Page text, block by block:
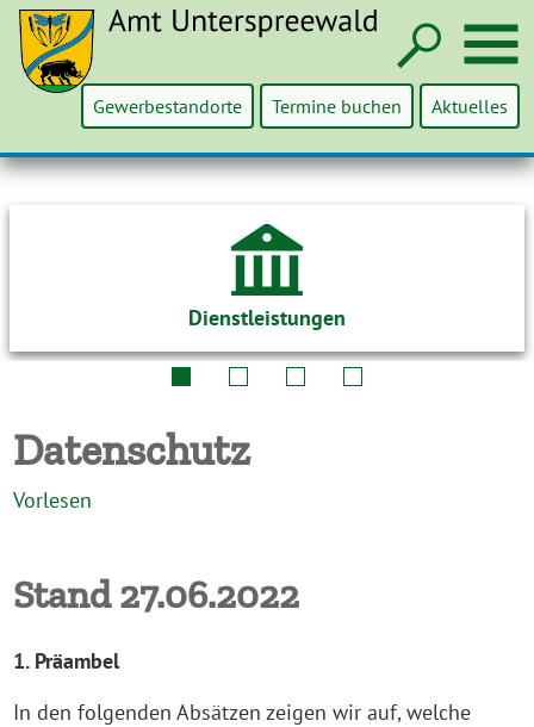
Gewerbestandorte Termine buchen Aktuelles
Dienstleistungen
Datenschutz
Vorlesen
Stand 27.06.2022
1. Präambel
In den folgenden Absätzen zeigen wir auf, welche